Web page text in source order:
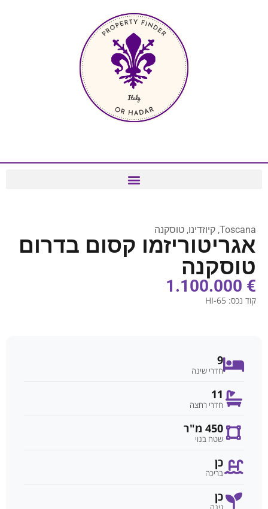
Toscana, קיוזדינו, טוסקנה
אגריטוריזמו קסום בדרום
טוסקנה
€ 1.100.000
קוד נכס: HI-65
9
חדרי שינה
11
חדרי רחצה
450 מ"ר
שטח בנוי
כן
בריכה
כן